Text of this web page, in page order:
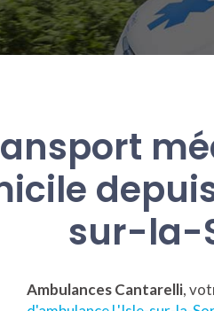
sur-la-
Ambulances Cantarelli,